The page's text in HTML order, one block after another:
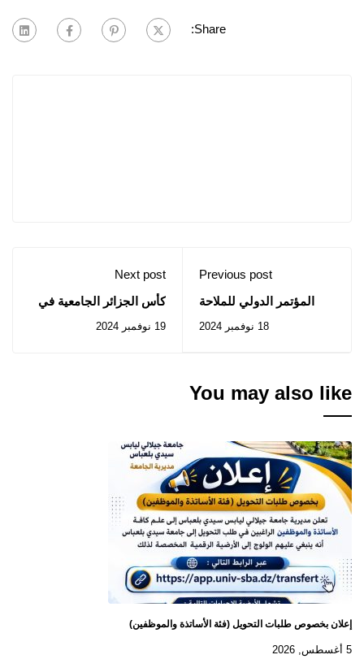
Share:
Previous post
المؤتمر الدولي للملاحة
18 نوفمبر 2024
Next post
كأس الجزائر الجامعية في
19 نوفمبر 2024
You may also like
إعلان بخصوص طلبات التحويل (فئة الأساتذة والموظفين)
5 أغسطس, 2026